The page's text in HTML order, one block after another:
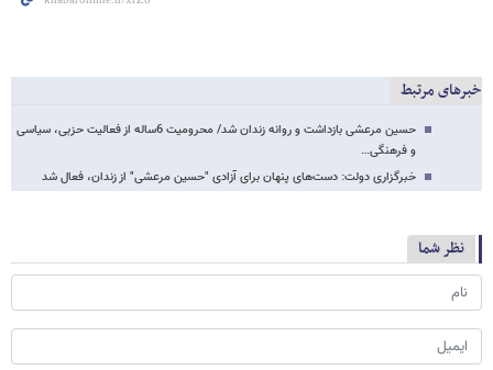
خبرهای مرتبط
حسین مرعشی بازداشت و روانه زندان شد/ محرومیت 6ساله از فعالیت حزبی، سیاسی
و فرهنگی…
خبرگزاری دولت: دست‌‌‌‌‌‌‌‌‌های پنهان برای آزادی "حسین مرعشی" از زندان، فعال شد
نظر شما